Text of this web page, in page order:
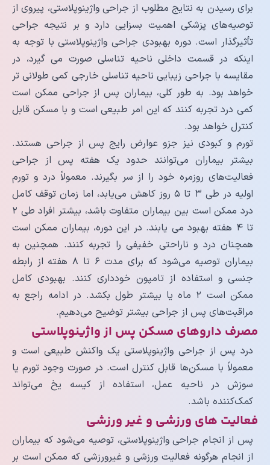
برای رسیدن به نتایج مطلوب از جراحی واژینوپلاستی، پیروی از
توصیه‌های پزشکی اهمیت بسزایی دارد و بر نتیجه جراحی
تأثیرگذار است. دوره بهبودی جراحی واژینوپلاستی با توجه به
اینکه در قسمت داخلی ناحیه تناسلی صورت می گیرد، در
مقایسه با جراحی زیبایی ناحیه تناسلی خارجی کمی طولانی تر
خواهد بود. به طور کلی، بیماران پس از جراحی ممکن است
کمی درد تجربه کنند که این امر طبیعی است و با مسکن قابل
کنترل خواهد بود.
تورم و کبودی نیز جزو عوارض رایج پس از جراحی هستند.
بیشتر بیماران می‌توانند حدود یک هفته پس از جراحی
فعالیت‌های روزمره خود را از سر بگیرند. معمولاً درد و تورم
اولیه در طی ۳ تا ۵ روز کاهش می‌یابد، اما زمان توقف کامل
درد ممکن است بین بیماران متفاوت باشد، بیشتر افراد طی ۲
تا ۴ هفته بهبود می یابند. در این دوره، بیماران ممکن است
همچنان درد و ناراحتی خفیفی را تجربه کنند. همچنین به
بیماران توصیه می‌شود که برای مدت ۶ تا ۸ هفته از رابطه
جنسی و استفاده از تامپون خودداری کنند. بهبودی کامل
ممکن است ۲ ماه یا بیشتر طول بکشد. در ادامه راجع به
مراقبت‌های پس از جراحی بیشتر توضیح می‌دهیم.
مصرف داروهای مسکن پس از واژینوپلاستی
درد پس از جراحی واژینوپلاستی یک واکنش طبیعی است و
معمولاً با مسکن‌ها قابل کنترل است. در صورت وجود تورم یا
سوزش در ناحیه عمل، استفاده از کیسه یخ می‌تواند
کمک‌کننده باشد.
فعالیت های ورزشی و غیر ورزشی
پس از انجام جراحی واژینوپلاستی، توصیه می‌شود که بیماران
از انجام هرگونه فعالیت ورزشی و غیرورزشی که ممکن است بر